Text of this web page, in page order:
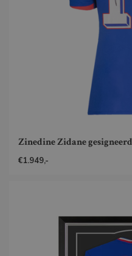
Zinedine Zidane
€1.949,-